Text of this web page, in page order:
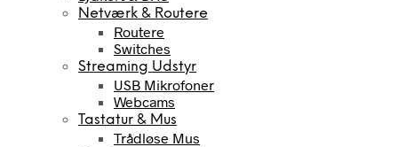
Netværk & Routere
Routere
Switches
Streaming Udstyr
USB Mikrofoner
Webcams
Tastatur & Mus
Trådløse Mus